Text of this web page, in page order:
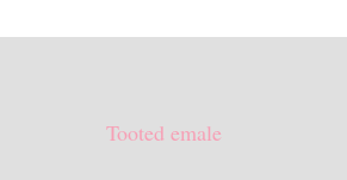
Tooted emale